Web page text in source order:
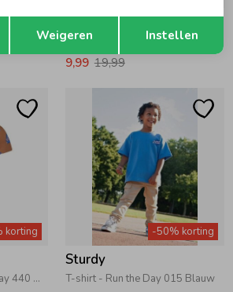
T-shirt AOP - Run the Day 600 Offwhite
Sturdy
9,99 19,99
korting
T-shirt AOP - Run the Day 440 Hazelnoot
-50% korting
Sturdy
T-shirt - Run the Day 015 Blauw
Opslaan
Weigeren Instellen